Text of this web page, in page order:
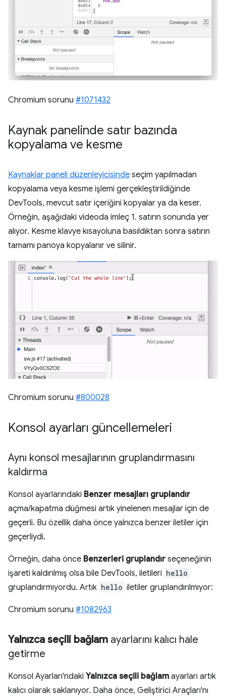
Chromium sorunu #1071432
Kaynak panelinde satır bazında
kopyalama ve kesme
Kaynaklar paneli düzenleyicisinde seçim yapılmadan
kopyalama veya kesme işlemi gerçekleştirildiğinde
DevTools, mevcut satır içeriğini kopyalar ya da keser.
Örneğin, aşağıdaki videoda imleç 1. satırın sonunda yer
alıyor. Kesme klavye kısayoluna basıldıktan sonra satırın
tamamı panoya kopyalanır ve silinir.
Chromium sorunu #800028
Konsol ayarları güncellemeleri
Aynı konsol mesajlarının gruplandırmasını
kaldırma
Konsol ayarlarındaki Benzer mesajları gruplandır
açma/kapatma düğmesi artık yinelenen mesajlar için de
geçerli. Bu özellik daha önce yalnızca benzer iletiler için
geçerliydi.
Örneğin, daha önce Benzerleri gruplandır seçeneğinin
işareti kaldırılmış olsa bile DevTools, iletileri hello
gruplandırmıyordu. Artık hello iletiler gruplandırılmıyor:
Chromium sorunu #1082963
Yalnızca seçili bağlam ayarlarını kalıcı hale
getirme
Konsol Ayarları'ndaki Yalnızca seçili bağlam ayarları artık
kalıcı olarak saklanıyor. Daha önce, Geliştirici Araçları'nı